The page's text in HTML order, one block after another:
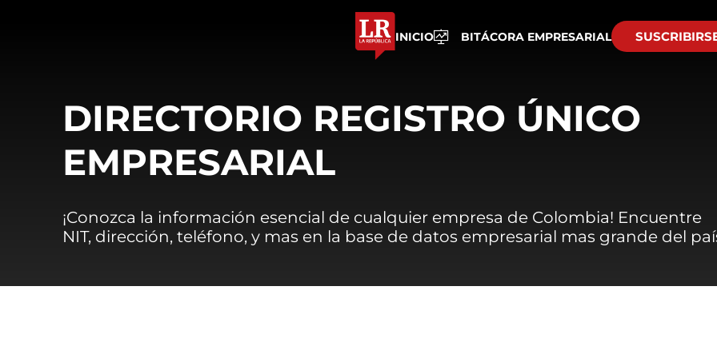
INICIO BITÁCORA EMPRESARIAL
DIRECTORIO REGISTRO ÚNICO
EMPRESARIAL
¡Conozca la información esencial de cualquier empresa de Colombia! Encuentre
NIT, dirección, teléfono, y mas en la base de datos empresarial mas grande del